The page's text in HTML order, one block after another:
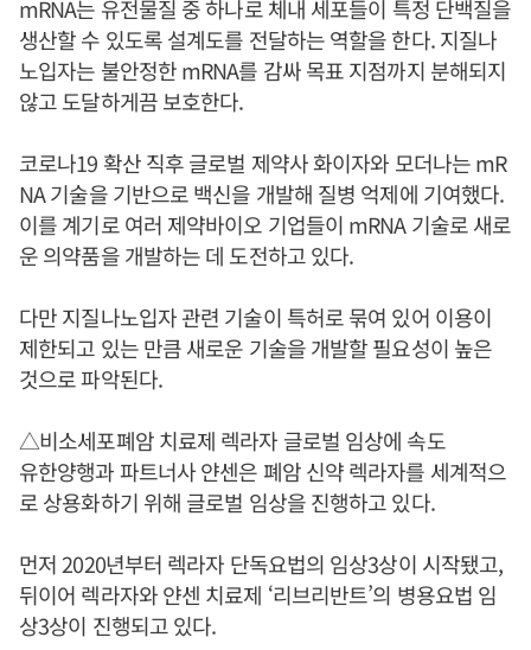
mRNA는 유전물질 중 하나로 체내 세포들이 특정 단백질을
생산할 수 있도록 설계도를 전달하는 역할을 한다. 지질나
노입자는 불안정한 mRNA를 감싸 목표 지점까지 분해되지
않고 도달하게끔 보호한다.
코로나19 확산 직후 글로벌 제약사 화이자와 모더나는 mR
NA 기술을 기반으로 백신을 개발해 질병 억제에 기여했다.
이를 계기로 여러 제약바이오 기업들이 mRNA 기술로 새로
운 의약품을 개발하는 데 도전하고 있다.
다만 지질나노입자 관련 기술이 특허로 묶여 있어 이용이
제한되고 있는 만큼 새로운 기술을 개발할 필요성이 높은
것으로 파악된다.
△비소세포폐암 치료제 렉라자 글로벌 임상에 속도
유한양행과 파트너사 얀센은 폐암 신약 렉라자를 세계적으
로 상용화하기 위해 글로벌 임상을 진행하고 있다.
먼저 2020년부터 렉라자 단독요법의 임상3상이 시작됐고,
뒤이어 렉라자와 얀센 치료제 ‘리브리반트’의 병용요법 임
상3상이 진행되고 있다.